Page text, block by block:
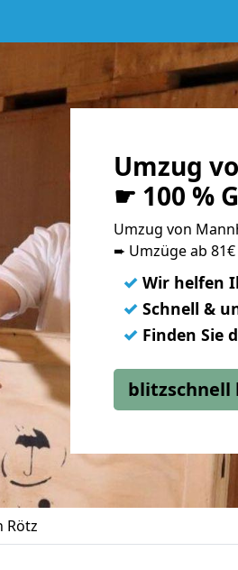
Umzug
☛ 100 %
Umzug von
➨ Umzüge ab
✓ Wir helfen
✓ Schnell &
✓ Finden Sie
blitzschnell
Rötz